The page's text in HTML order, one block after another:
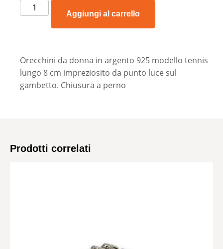
Aggiungi al carrello
Orecchini da donna in argento 925 modello tennis
lungo 8 cm impreziosito da punto luce sul
gambetto. Chiusura a perno
Prodotti correlati